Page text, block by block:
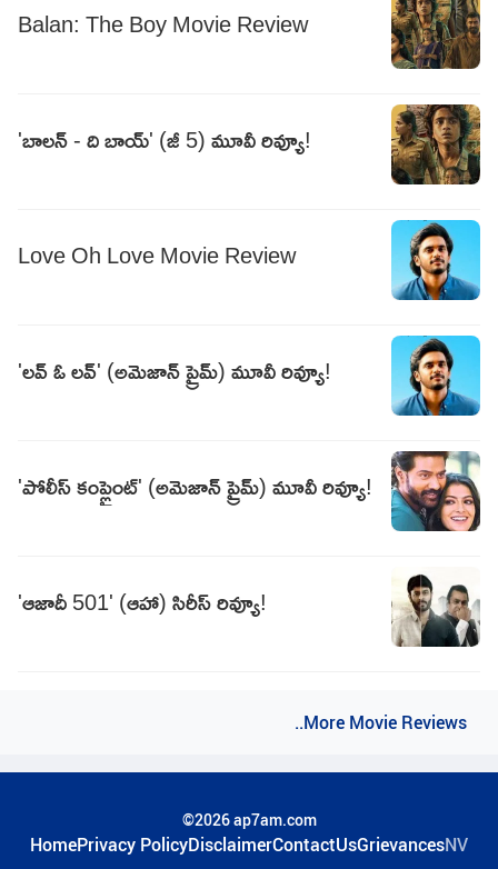
Balan: The Boy Movie Review
'బాలన్ - ది బాయ్' (జీ 5) మూవీ రివ్యూ!
Love Oh Love Movie Review
'లవ్ ఓ లవ్' (అమెజాన్ ప్రైమ్) మూవీ రివ్యూ!
'పోలీస్ కంప్లైంట్' (అమెజాన్ ప్రైమ్) మూవీ రివ్యూ!
'ఆజాదీ 501' (ఆహా) సిరీస్ రివ్యూ!
..More Movie Reviews
©2026 ap7am.com
HomePrivacy PolicyDisclaimerContactUsGrievancesNV